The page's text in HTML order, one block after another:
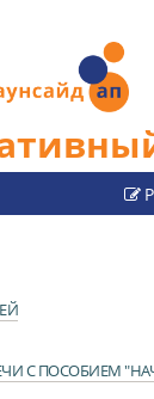
С ПОСОБИЕМ